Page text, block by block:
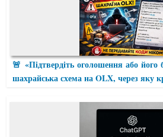
🚨 «Підтвердіть оголошення або
шахрайська схема на OLX, через яку